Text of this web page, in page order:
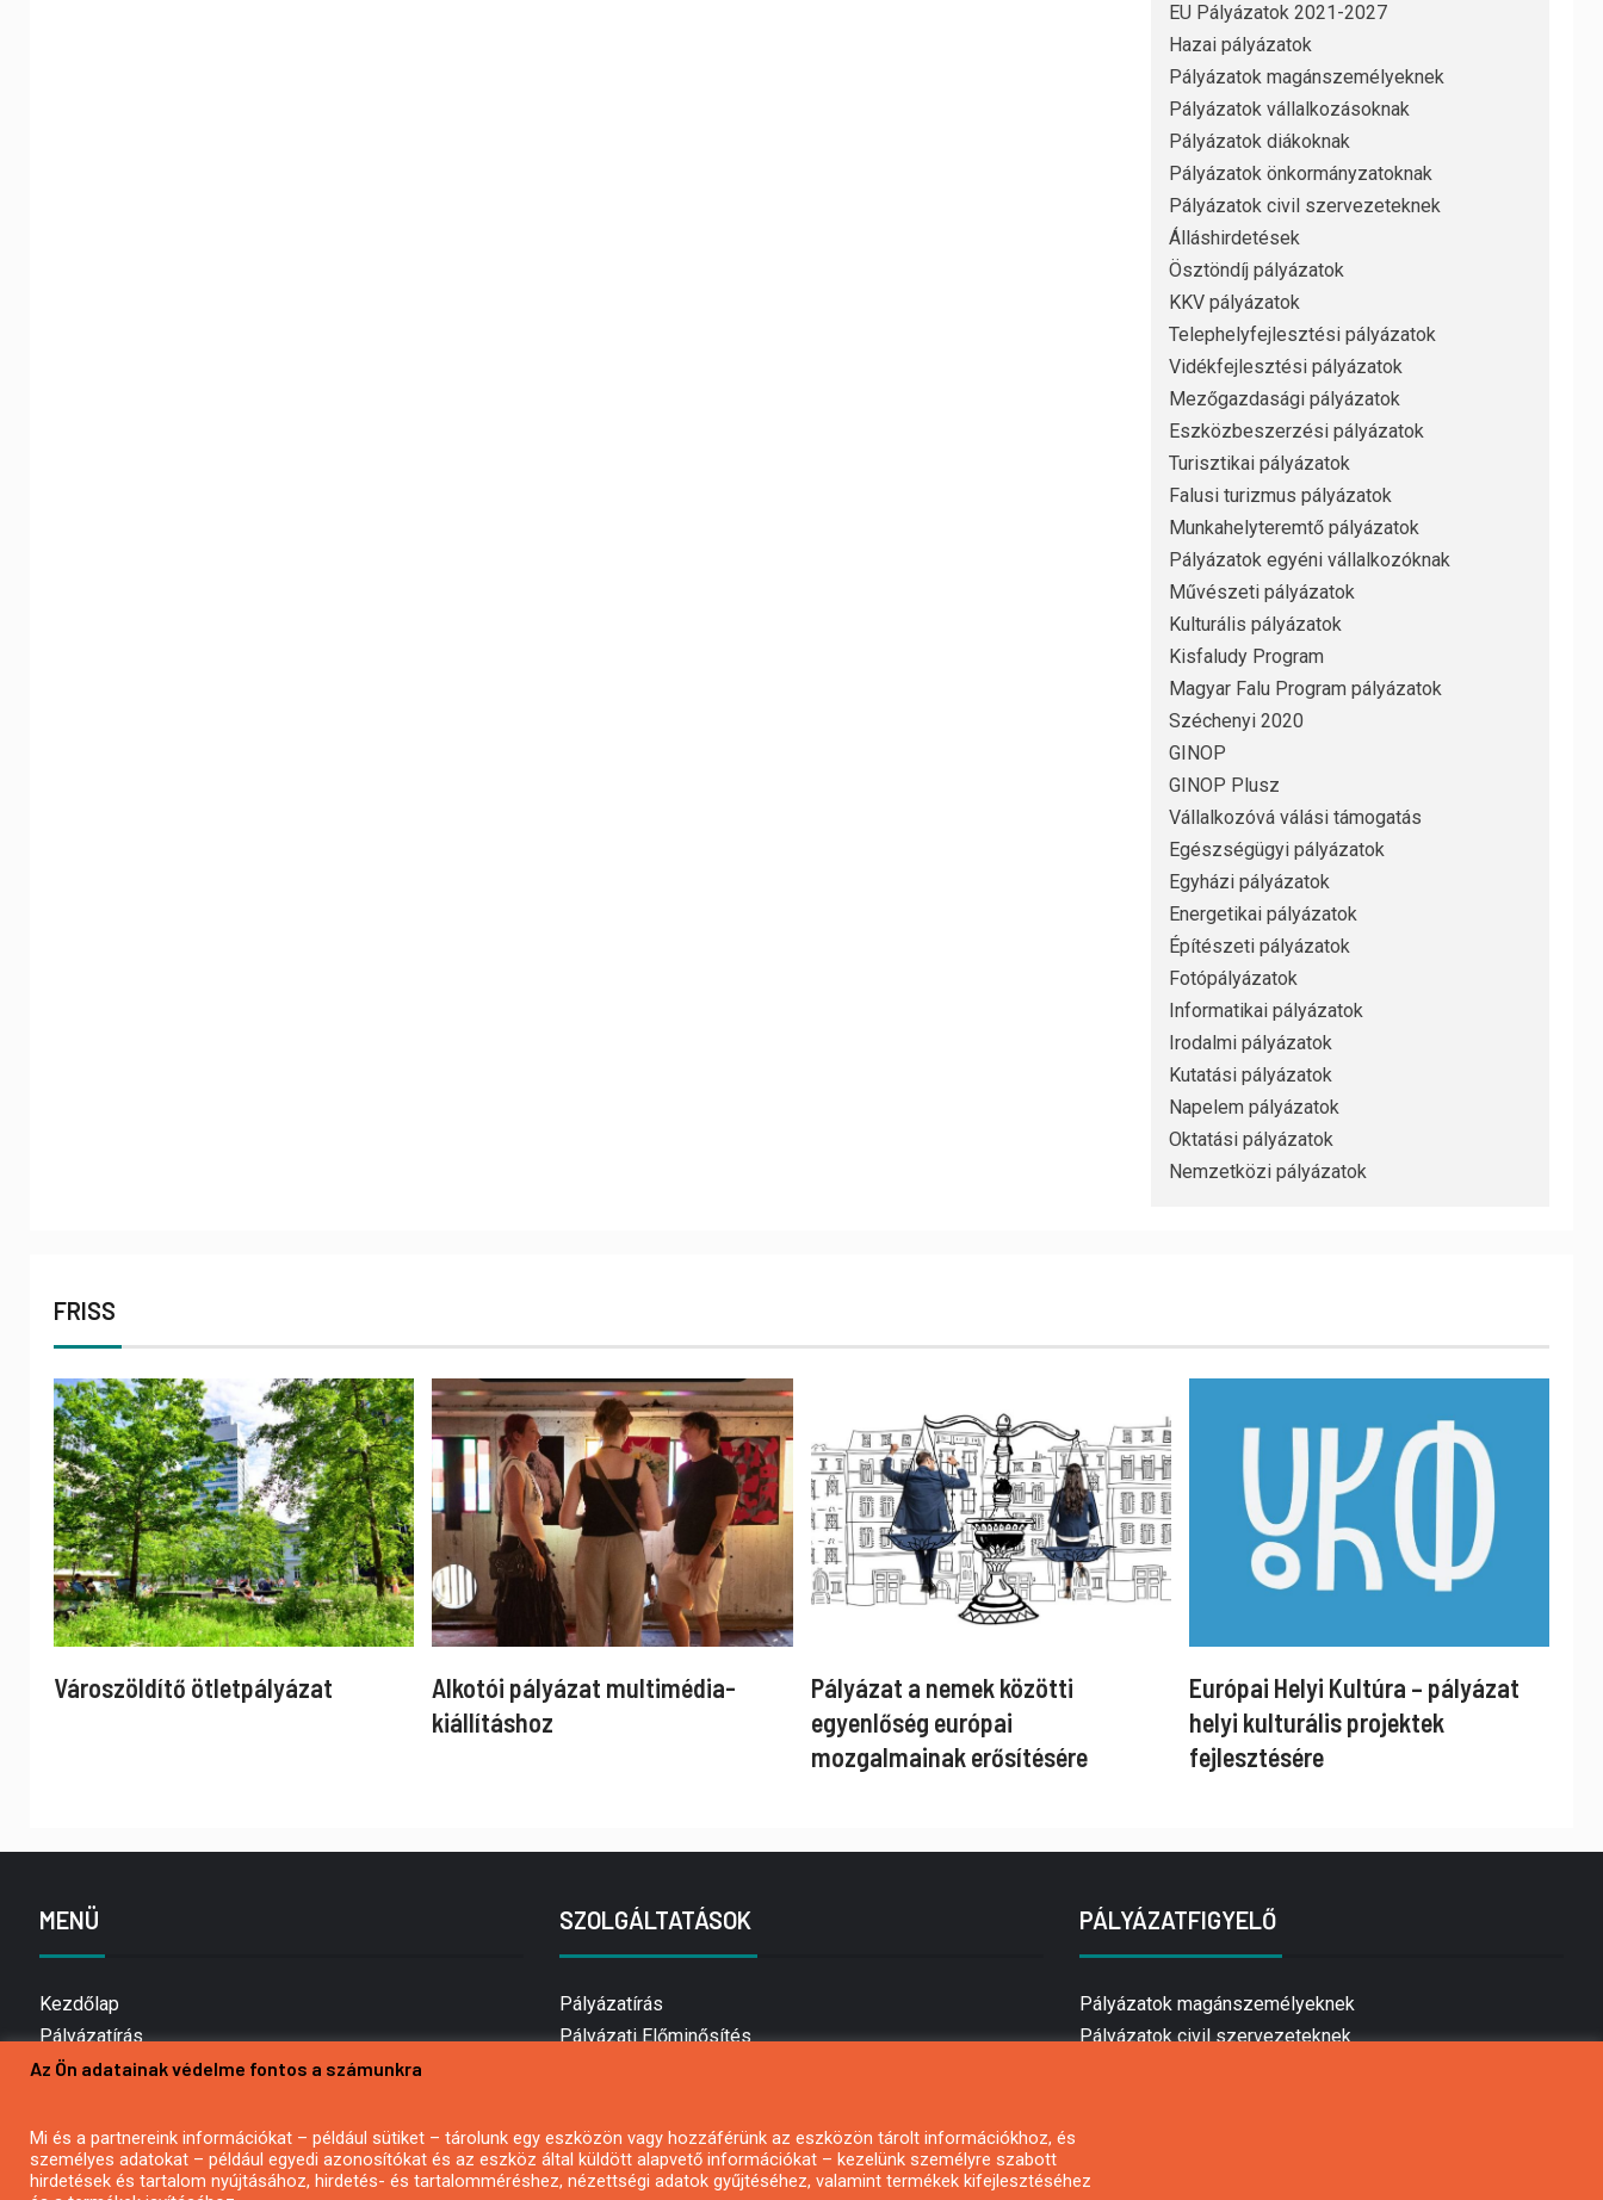
EU Pályázatok 2021-2027
Hazai pályázatok
Pályázatok magánszemélyeknek
Pályázatok vállalkozásoknak
Pályázatok diákoknak
Pályázatok önkormányzatoknak
Pályázatok civil szervezeteknek
Álláshirdetések
Ösztöndíj pályázatok
KKV pályázatok
Telephelyfejlesztési pályázatok
Vidékfejlesztési pályázatok
Mezőgazdasági pályázatok
Eszközbeszerzési pályázatok
Turisztikai pályázatok
Falusi turizmus pályázatok
Munkahelyteremtő pályázatok
Pályázatok egyéni vállalkozóknak
Művészeti pályázatok
Kulturális pályázatok
Kisfaludy Program
Magyar Falu Program pályázatok
Széchenyi 2020
GINOP
GINOP Plusz
Vállalkozóvá válási támogatás
Egészségügyi pályázatok
Egyházi pályázatok
Energetikai pályázatok
Építészeti pályázatok
Fotópályázatok
Informatikai pályázatok
Irodalmi pályázatok
Kutatási pályázatok
Napelem pályázatok
Oktatási pályázatok
Nemzetközi pályázatok
FRISS
Városzöldítő ötletpályázat
Alkotói pályázat multimédia-
kiállításhoz
Pályázat a nemek közötti
egyenlőség európai
mozgalmainak erősítésére
Európai Helyi Kultúra – pályázat
helyi kulturális projektek
fejlesztésére
MENÜ
Kezdőlap
Pályázatírás
Bemutatkozás
Hírlevél feliratkozás
Impresszum
SZOLGÁLTATÁSOK
Pályázatírás
Pályázati Előminősítés
Mezőgazdasági pályázatírás
Pályázatírás magánszemélyeknek
PÁLYÁZATFIGYELŐ
Pályázatok magánszemélyeknek
Pályázatok civil szervezeteknek
Az Ön adatainak védelme fontos a számunkra
Mi és a partnereink információkat – például sütiket – tárolunk egy eszközön vagy hozzáférünk az eszközön tárolt információkhoz, és
személyes adatokat – például egyedi azonosítókat és az eszköz által küldött alapvető információkat – kezelünk személyre szabott
hirdetések és tartalom nyújtásához, hirdetés- és tartalomméréshez, nézettségi adatok gyűjtéséhez, valamint termékek kifejlesztéséhez